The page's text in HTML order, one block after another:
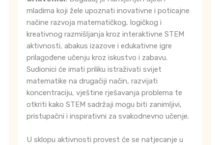
mladima koji žele upoznati inovativne i poticajne
načine razvoja matematičkog, logičkog i
kreativnog razmišljanja kroz interaktivne STEM
aktivnosti, abakus izazove i edukativne igre
prilagođene učenju kroz iskustvo i zabavu.
Sudionici će imati priliku istraživati svijet
matematike na drugačiji način, razvijati
koncentraciju, vještine rješavanja problema te
otkriti kako STEM sadržaji mogu biti zanimljivi,
pristupačni i inspirativni za svakodnevno učenje.
U sklopu aktivnosti provest će se natjecanje u